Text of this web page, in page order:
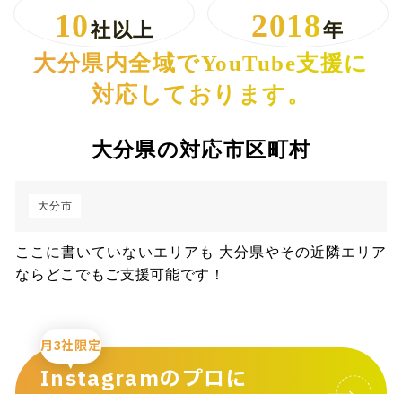
10社以上 2018年
大分県内全域でYouTube支援に
対応しております。
大分県の対応市区町村
大分市
ここに書いていないエリアも 大分県やその近隣エリア
ならどこでもご支援可能です！
月3社限定
Instagramのプロに